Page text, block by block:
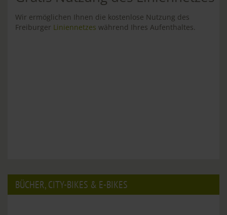
Wir ermöglichen Ihnen die kostenlose Nutzung des
Freiburger Liniennetzes während Ihres Aufenthaltes.
BÜCHER, CITY-BIKES & E-BIKES